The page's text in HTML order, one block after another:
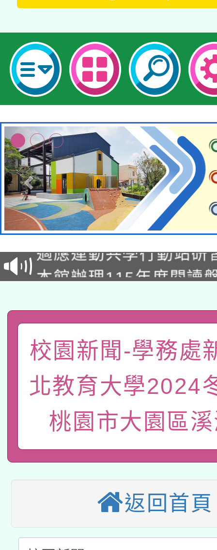
本校115學年度第2次
招甄選結果公告(無人
招)
本館辦理115年度閱讀
礎課程
A3數位素養講師名單
「數位內容與教學軟體
pilot」
薪期間赴陸應申請許可
轉知經濟部水利署委託
業技術研究院辦理「
用水績優單位及節水達
115年8月22日(星期六
本校115學年度第2次
招甄選結果公告(無人
適應運動共學行動站研
本館辦理115年度閱讀
暨閱讀推動專業研習
科技賦能─人工智慧
校園新聞-學務處
北教育大學2024
桃園市大園區
返回首頁